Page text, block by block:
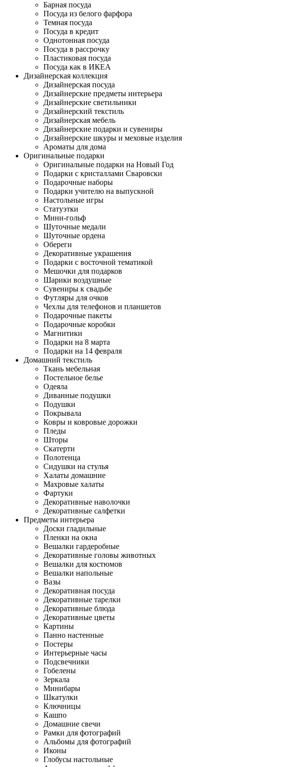
Барная посуда
Посуда из белого фарфора
Темная посуда
Посуда в кредит
Однотонная посуда
Посуда в рассрочку
Пластиковая посуда
Посуда как в ИКЕА
Дизайнерская коллекция
Дизайнерская посуда
Дизайнерские предметы интерьера
Дизайнерские светильники
Дизайнерский текстиль
Дизайнерская мебель
Дизайнерские подарки и сувениры
Дизайнерские шкуры и меховые изделия
Ароматы для дома
Оригинальные подарки
Оригинальные подарки на Новый Год
Подарки с кристаллами Сваровски
Подарочные наборы
Подарки учителю на выпускной
Настольные игры
Статуэтки
Мини-гольф
Шуточные медали
Шуточные ордена
Обереги
Декоративные украшения
Подарки с восточной тематикой
Мешочки для подарков
Шарики воздушные
Сувениры к свадьбе
Футляры для очков
Чехлы для телефонов и планшетов
Подарочные пакеты
Подарочные коробки
Магнитики
Подарки на 8 марта
Подарки на 14 февраля
Домашний текстиль
Ткань мебельная
Постельное белье
Одеяла
Диванные подушки
Подушки
Покрывала
Ковры и ковровые дорожки
Пледы
Шторы
Скатерти
Полотенца
Сидушки на стулья
Халаты домашние
Махровые халаты
Фартуки
Декоративные наволочки
Декоративные салфетки
Предметы интерьера
Доски гладильные
Пленки на окна
Вешалки гардеробные
Декоративные головы животных
Вешалки для костюмов
Вешалки напольные
Вазы
Декоративная посуда
Декоративные тарелки
Декоративные блюда
Декоративные цветы
Картины
Панно настенные
Постеры
Интерьерные часы
Подсвечники
Гобелены
Зеркала
Минибары
Шкатулки
Ключницы
Кашпо
Домашние свечи
Рамки для фотографий
Альбомы для фотографий
Иконы
Глобусы настольные